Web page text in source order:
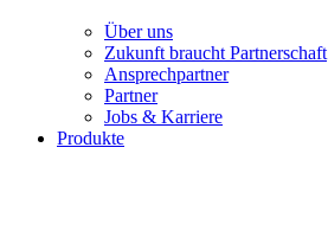
Über uns
Zukunft braucht Partnerschaft
Ansprechpartner
Partner
Jobs & Karriere
Produkte